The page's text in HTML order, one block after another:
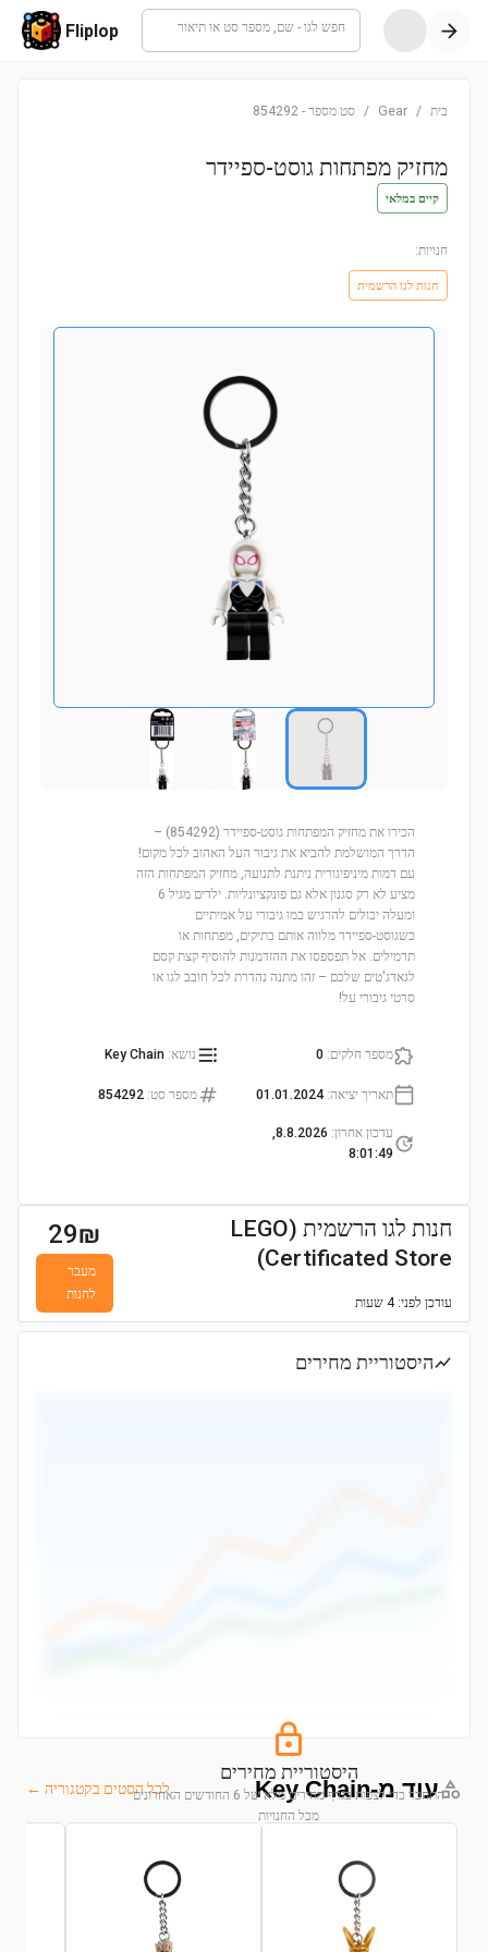
חפש לגו - שם, מספר סט או תיאור Fliplop
בית /
Gear
/ סט מספר -
854292
מחזיק מפתחות גוסט-ספיידר
קיים במלאי
חנויות:
חנות לגו הרשמית
הכירו את מחזיק המפתחות גוסט-ספיידר (854292) –
הדרך המושלמת להביא את גיבור העל האהוב לכל מקום!
עם דמות מיניפיגורית ניתנת לתנועה, מחזיק המפתחות הזה
מציע לא רק סגנון אלא גם פונקציונליות. ילדים מגיל 6
ומעלה יכולים להרגיש כמו גיבורי על אמיתיים
כשגוסט-ספיידר מלווה אותם בתיקים, מפתחות או
תרמילים. אל תפספסו את ההזדמנות להוסיף קצת קסם
לגאדג'טים שלכם – זהו מתנה נהדרת לכל חובב לגו או
סרטי גיבורי על!
מספר חלקים:
0 נושא:
Key Chain
תאריך יציאה:
01.01.2024 מספר סט:
854292
עדכון אחרון:
8.8.2026,
8:01:49
חנות לגו הרשמית (LEGO
Certificated Store)
עודכן לפני: 4 שעות
29₪
מעבר
לחנות
היסטוריית מחירים
היסטוריית מחירים
התחבר כדי לצפות בגרף מחירים מלא של 6 החודשים האחרונים
מכל החנויות
עוד מ-Key Chain לכל הסטים בקטגוריה ←